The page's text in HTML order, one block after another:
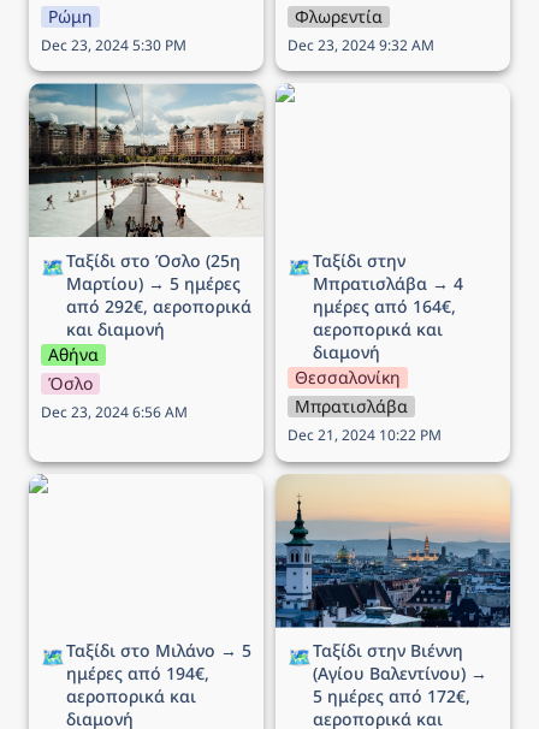
Ρώμη
Dec 23, 2024 5:30 PM
Φλωρεντία
Dec 23, 2024 9:32 AM
Ταξίδι στο Όσλο (25η
Μαρτίου) → 5 ημέρες
από 292€, αεροπορικά
και διαμονή
🗺️Ταξίδι στο Όσλο (25η
Μαρτίου) → 5 ημέρες
από 292€, αεροπορικά
και διαμονή
Αθήνα
Όσλο
Dec 23, 2024 6:56 AM
Ταξίδι στην Μπρατισλάβα
🗺️Ταξίδι στην
Μπρατισλάβα → 4
ημέρες από 164€,
αεροπορικά και
διαμονή
Θεσσαλονίκη
Μπρατισλάβα
Dec 21, 2024 10:22 PM
Ταξίδι στο Μιλάνο → 5
🗺️Ταξίδι στο Μιλάνο → 5
ημέρες από 194€,
αεροπορικά και
διαμονή
Ταξίδι στην Βιέννη (Αγίου
Βαλεντίνου) → 5 ημέρες
από 172€, αεροπορικά
και διαμονή
🗺️Ταξίδι στην Βιέννη
(Αγίου Βαλεντίνου) →
5 ημέρες από 172€,
αεροπορικά και